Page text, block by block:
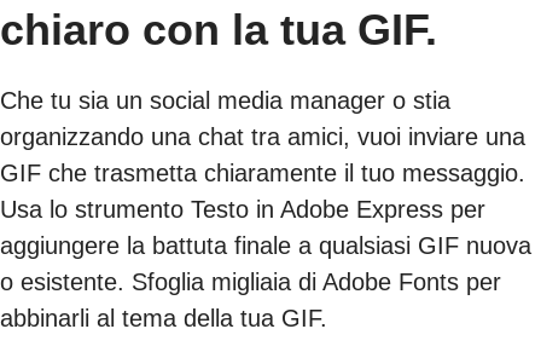
chiaro con la tua GIF.
Che tu sia un social media manager o stia
organizzando una chat tra amici, vuoi inviare una
GIF che trasmetta chiaramente il tuo messaggio.
Usa lo strumento Testo in Adobe Express per
aggiungere la battuta finale a qualsiasi GIF nuova
o esistente. Sfoglia migliaia di Adobe Fonts per
abbinarli al tema della tua GIF.